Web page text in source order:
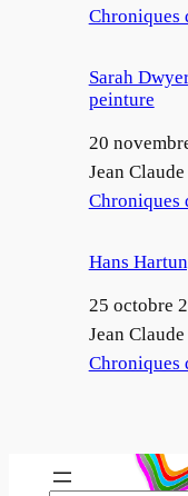
Par rapport
Chroniques
Sarah
peinture
Date
20
Auteur
Jean
Par rapport
Chroniques
Hans
Date
25 octobre
Auteur
Jean
Par rapport
Chroniques